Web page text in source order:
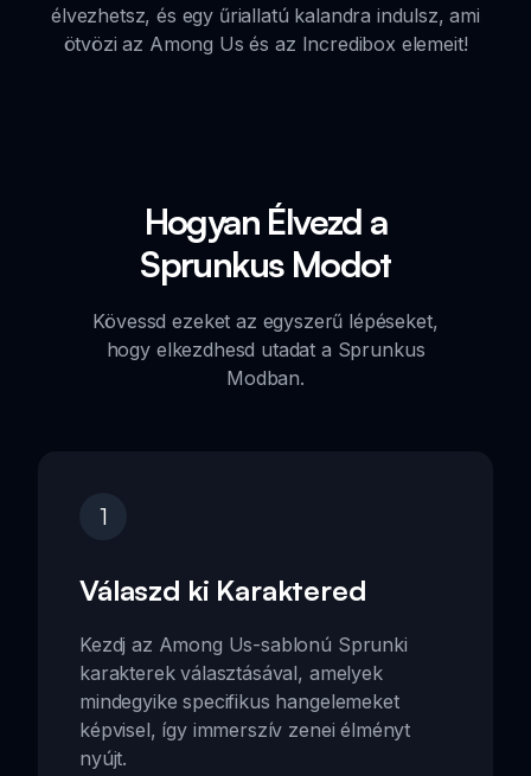
élvezhetsz, és egy űriallatú kalandra indulsz, ami
ötvözi az Among Us és az Incredibox elemeit!
Hogyan Élvezd a
Sprunkus Modot
Kövessd ezeket az egyszerű lépéseket,
hogy elkezdhesd utadat a Sprunkus
Modban.
1
Válaszd ki Karaktered
Kezdj az Among Us-sablonú Sprunki
karakterek választásával, amelyek
mindegyike specifikus hangelemeket
képvisel, így immerszív zenei élményt
nyújt.